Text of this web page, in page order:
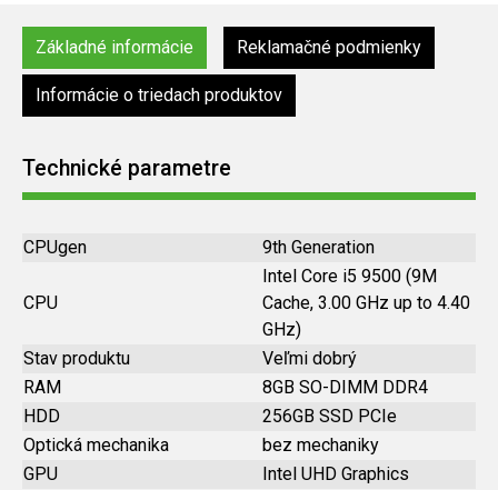
Základné informácie Reklamačné podmienky
Informácie o triedach produktov
Technické parametre
CPUgen 9th Generation
CPU
Intel Core i5 9500 (9M
Cache, 3.00 GHz up to 4.40
GHz)
Stav produktu
Veľmi dobrý
RAM
8GB SO-DIMM DDR4
HDD
256GB SSD PCIe
Optická mechanika
bez mechaniky
GPU
Intel UHD Graphics